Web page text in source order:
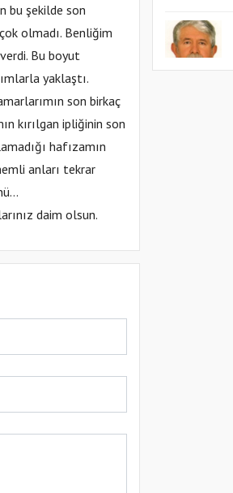
bu şekilde son
olmadı. Benliğim
Bu boyut
yaklaştı.
son birkaç
kırılgan ipliğinin son
hafızamın
anları tekrar
daim olsun.